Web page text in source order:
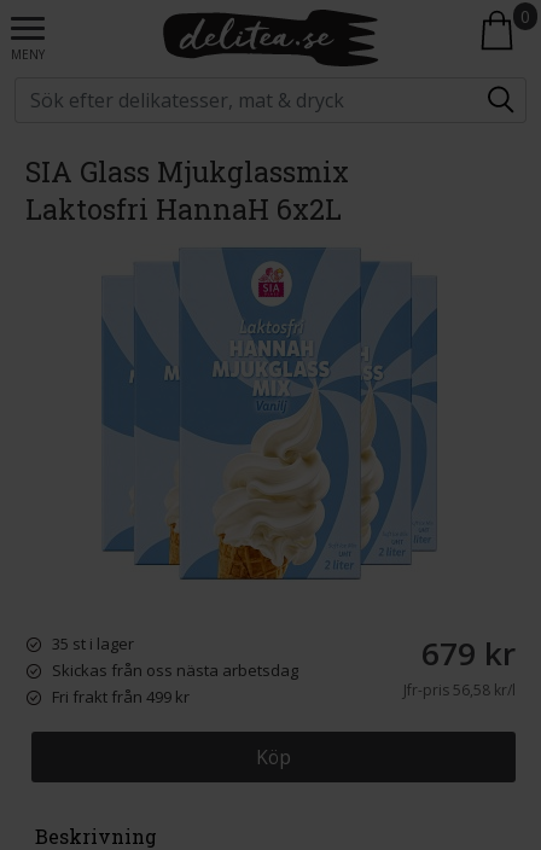
MENY
0
SIA Glass Mjukglassmix
Laktosfri HannaH 6x2L
35 st i lager
Skickas från oss nästa arbetsdag
Fri frakt från 499 kr
679 kr
Jfr-pris56,58 kr/l
Köp
Beskrivning